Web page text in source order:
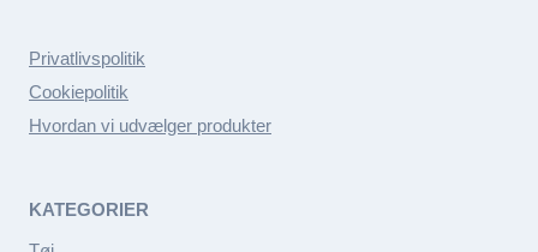
Privatlivspolitik
Cookiepolitik
Hvordan vi udvælger produkter
KATEGORIER